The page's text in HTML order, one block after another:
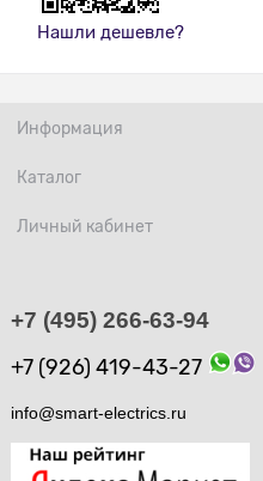
Нашли дешевле?
Информация
Каталог
Личный кабинет
+7 (495) 266-63-94
+7 (926) 419-43-27
info@smart-electrics.ru